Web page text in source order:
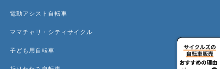
電動アシスト自転車
ママチャリ・シティサイクル
子ども用自転車